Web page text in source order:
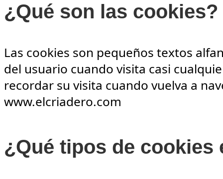
¿Qué son las cookies?
Las cookies son pequeños textos
del usuario cuando visita casi
recordar su visita cuando vuelva a
www.elcriadero.com
¿Qué tipos de cookies